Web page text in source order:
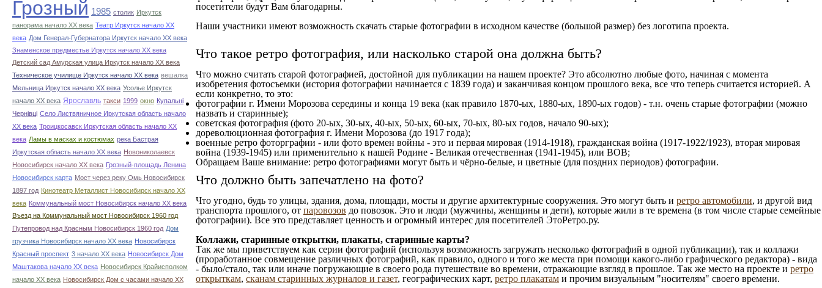
Грозный 1985 столик Иркутск
панорама начало ХХ века Театр Иркутск начало ХХ
века Дом Генерал-Губернатора Иркутск начало ХХ века
Знаменское предместье Иркутск начало ХХ века
Детский сад Амурская улица Иркутск начало ХХ века
Техническое училище Иркутск начало ХХ века вешалка
Мельница Иркутск начало ХХ века Усолье Иркутск
начало ХХ века Ярославль такси 1999 окно Купальні
Чернівці Село Листвяничное Иркутская область начало
ХХ века Троицкосавск Иркутская область начало ХХ
века Ламы в масках и костюмах река Бастрая
Иркутская область начало ХХ века Новониколаевск
Новосибирск начало ХХ века Грозный-площадь Ленина
Новосибирск карта Мост через реку Омь Новосибирск
1897 год Кинотеатр Металлист Новосибирск начало ХХ
века Коммунальный мост Новосибирск начало ХХ века
Въезд на Коммунальный мост Новосибирск 1960 год
Путепровод над Красным Новосибирск 1960 год Дом
грузчика Новосибирск начало ХХ века Новосибирск
Красный проспект 3 начало ХХ века Новосибирск Дом
Маштакова начало ХХ века Новосибирск Крайисполком
начало ХХ века Новосибирск Дом с часами начало ХХ
посетители будут Вам благодарны.
Наши участники имеют возможность скачать старые фотографии в исходном качестве (большой размер) без логотипа проекта.
Что такое ретро фотография, или насколько старой она должна быть?
Что можно считать старой фотографией, достойной для публикации на нашем проекте? Это абсолютно любые фото, начиная c момента
изобретения фотосъемки (история фотографии начинается с 1839 года) и заканчивая концом прошлого века, все что теперь считается историей. А
если конкретно, то это:
фотографии г. Имени Морозова середины и конца 19 века (как правило 1870-ых, 1880-ых, 1890-ых годов) - т.н. очень старые фотографии (можно
назвать и старинные);
советская фотография (фото 20-ых, 30-ых, 40-ых, 50-ых, 60-ых, 70-ых, 80-ых годов, начало 90-ых);
дореволюционная фотография г. Имени Морозова (до 1917 года);
военные ретро фоторграфии - или фото времен войны - это и первая мировая (1914-1918), гражданская война (1917-1922/1923), вторая мировая
война (1939-1945) или применительно к нашей Родине - Великая отечественная (1941-1945), или ВОВ;
Обращаем Ваше внимание: ретро фотографиями могут быть и чёрно-белые, и цветные (для поздних периодов) фотографии.
Что должно быть запечатлено на фото?
Что угодно, будь то улицы, здания, дома, площади, мосты и другие архитектурные сооружения. Это могут быть и ретро автомобили, и другой вид
транспорта прошлого, от паровозов до повозок. Это и люди (мужчины, женщины и дети), которые жили в те времена (в том числе старые семейные
фотографии). Все это представляет ценность и огромный интерес для посетителей ЭтоРетро.ру.
Коллажи, старинные открытки, плакаты, старинные карты?
Так же мы приветствуем как серии фотографий (используя возможность загружать несколько фотографий в одной публикации), так и коллажи
(проработанное совмещение различных фотографий, как правило, одного и того же места при помощи какого-либо графического редактора) - вида
- было/стало, так или иначе погружающие в своего рода путешествие во времени, отражающие взгляд в прошлое. Так же место на проекте и ретро
открыткам, сканам старинных журналов и газет, географических карт, ретро плакатам и прочим визуальным "носителям" своего времени.